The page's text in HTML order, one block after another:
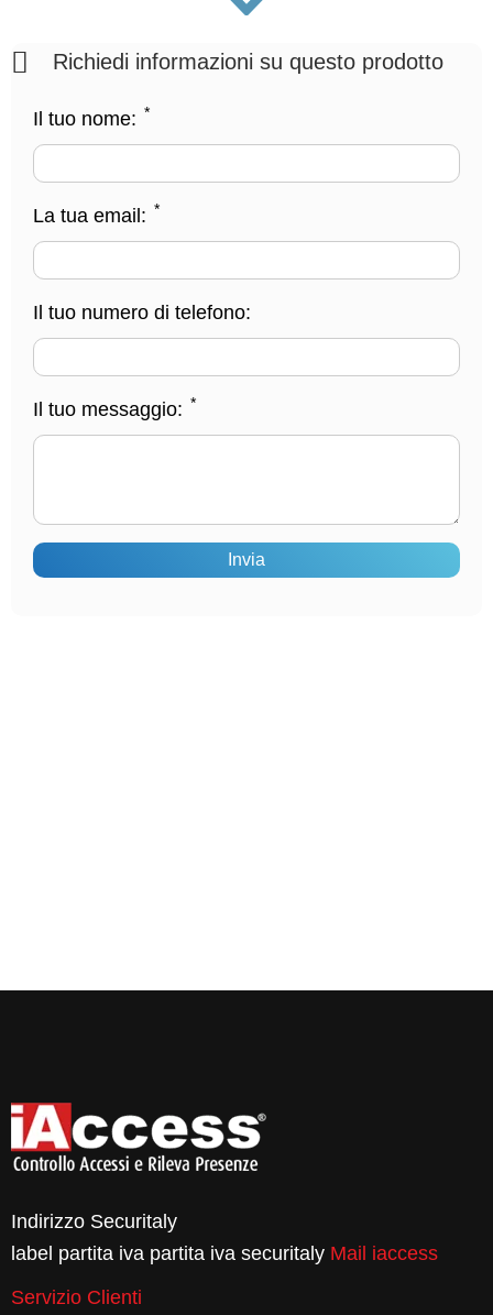
Richiedi informazioni su questo prodotto
Il tuo nome: *
La tua email: *
Il tuo numero di telefono:
Il tuo messaggio: *
Invia
Indirizzo Securitaly
label partita iva partita iva securitaly Mail iaccess
Servizio Clienti